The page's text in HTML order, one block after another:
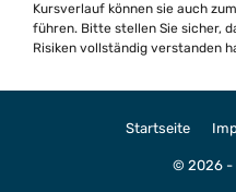
Kursverlauf können sie auch
führen. Bitte stellen Sie sicher,
Risiken vollständig verstanden
Startseite
© 2026 -